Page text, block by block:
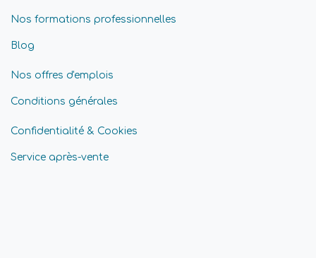
Nos formations professionnelles
Blog
Nos offres d'emplois
Conditions générales
Confidentialité & Cookies
Service après-vente